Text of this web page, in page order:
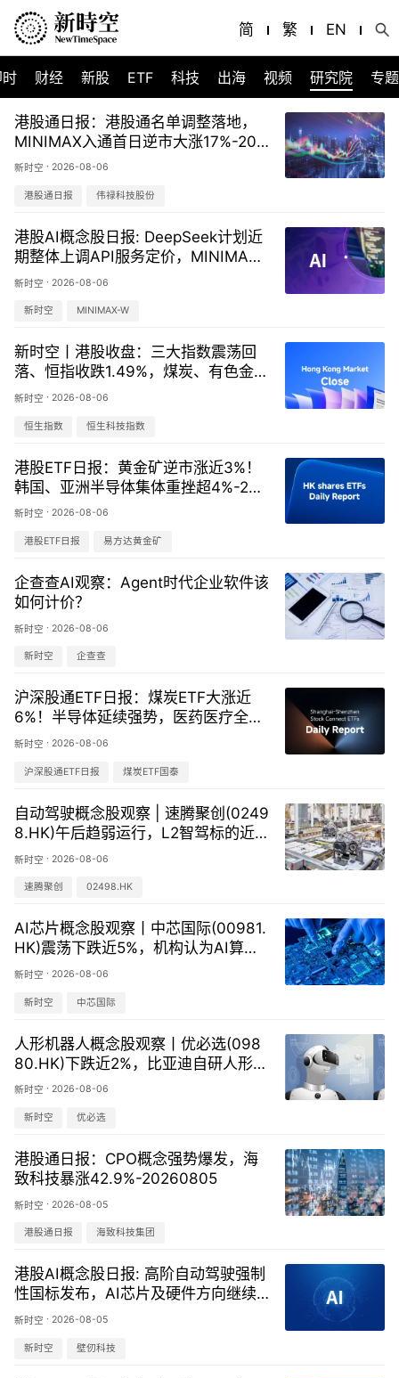
简 繁 EN
财经 新股 ETF 科技 出海 视频 研究院 专题
港股通日报：港股通名单调整落地，
MINIMAX入通首日逆市大涨17%-202
60806
新时空 · 2026-08-06
港股通日报 伟禄科技股份
港股AI概念股日报: DeepSeek计划近
期整体上调API服务定价，MINIMAX-
W（00100.HK）首日调入港股通大
新时空 · 2026-08-06
新时空 MINIMAX-W
新时空丨港股收盘：三大指数震荡回
落、恒指收跌1.49%，煤炭、有色金属
等题材逆势走强
新时空 · 2026-08-06
恒生指数 恒生科技指数
港股ETF日报：黄金矿逆市涨近3%！
韩国、亚洲半导体集体重挫超4%-202
60806
新时空 ·2026-08-06
港股ETF日报 易方达黄金矿
企查查AI观察：Agent时代企业软件该
如何计价？
新时空 · 2026-08-06
新时空 企查查
沪深股通ETF日报：煤炭ETF大涨近
6%！半导体延续强势，医药医疗全线
承压回调-20260806
新时空 · 2026-08-06
沪深股通ETF日报 煤炭ETF国泰
自动驾驶概念股观察 | 速腾聚创(0249
8.HK)午后趋弱运行，L2智驾标的近
期有望随行业β预期改善反弹
新时空 · 2026-08-06
速腾聚创 02498.HK
AI芯片概念股观察丨中芯国际(00981.
HK)震荡下跌近5%，机构认为AI算力
需求有望支撑全球半导体设备高景气
新时空 · 2026-08-06
新时空 中芯国际
人形机器人概念股观察丨优必选(098
80.HK)下跌近2%，比亚迪自研人形机
器人将于8月初亮相
新时空 ·2026-08-06
新时空 优必选
港股通日报：CPO概念强势爆发，海
致科技暴涨42.9%-20260805
新时空 · 2026-08-05
港股通日报 海致科技集团
港股AI概念股日报: 高阶自动驾驶强制
性国标发布，AI芯片及硬件方向继续
走强 -20260805
新时空 · 2026-08-05
新时空 壁仞科技